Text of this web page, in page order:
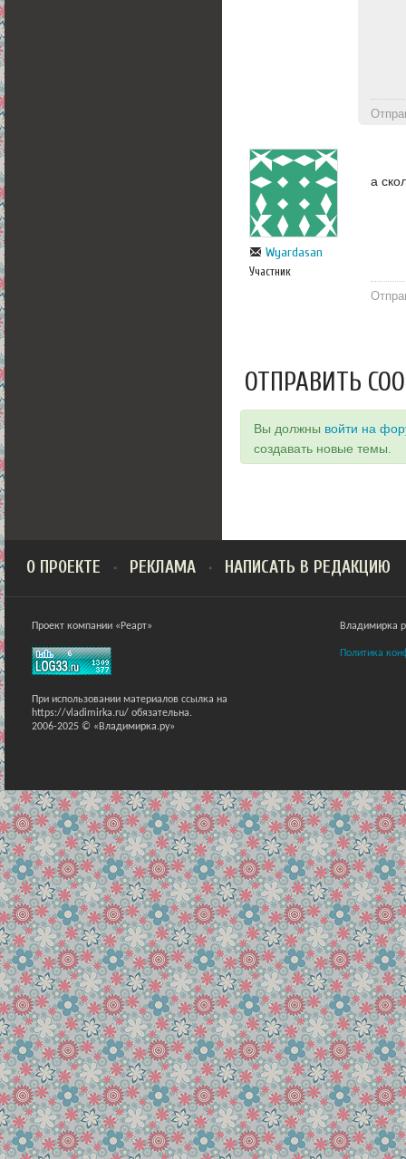
Wyardasan
Участник
а
ОТПРАВИТЬ
Вы должны войти на
создавать новые темы.
О ПРОЕКТЕ РЕКЛАМА НАПИСАТЬ В РЕДАКЦИЮ
Проект компании «Реарт»
При использовании материалов ссылка на
https://vladimirka.ru/ обязательна.
2006-2025 © «Владимирка.ру»
Владимирка
Политика